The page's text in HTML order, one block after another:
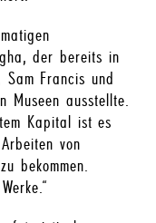
der bereits in
Francis und
Museen ausstellte.
Kapital ist es
von
bekommen.